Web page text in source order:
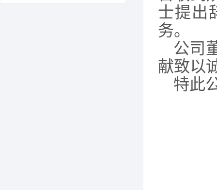
士提出
务。
公司
献致以
特此